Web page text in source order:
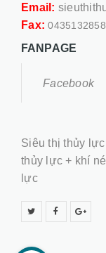
Email:
Fax:0435132858
FANPAGE
Facebook
Siêu thị thủy
thủy lực + khí
lực